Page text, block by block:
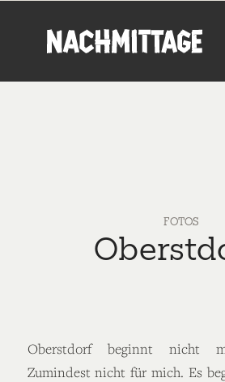
FOTOS
Oberstdorf beginnt nicht
Zumindest nicht für mich. Es